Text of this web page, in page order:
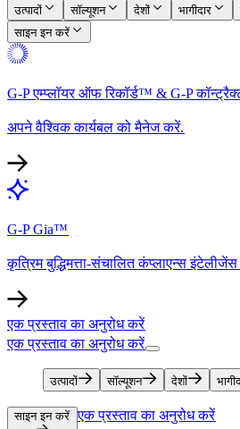
उत्पादों​​ सॉल्यूशन​​ देशों​​ भागीदार​​
साइन इन करें​​
G-P एम्प्लॉयर ऑफ रिकॉर्ड™ & G-P
अपने वैश्विक कार्यबल को मैनेज करें.​​
G-P Gia™​​
कृत्रिम बुद्धिमत्ता-संचालित कंप्लाएन्स
एक प्रस्ताव का अनुरोध करें​​
एक प्रस्ताव का अनुरोध करें​​
उत्पादों​​ सॉल्यूशन​​ देशों​​
साइन इन करें​​ एक प्रस्ताव का अनुरोध करें​​